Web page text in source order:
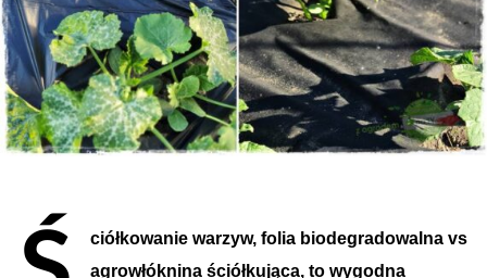
ciółkowanie warzyw, folia biodegradowalna vs
agrowłóknina ściółkująca, to wygodna